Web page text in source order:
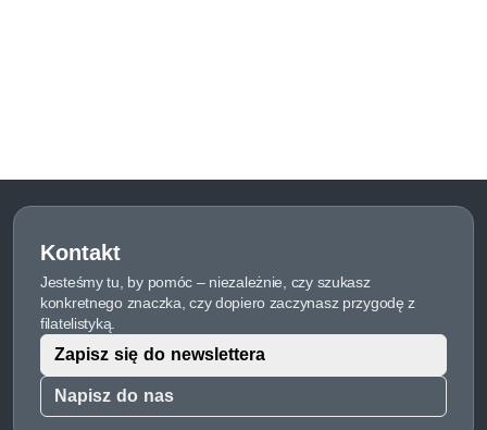
Kontakt
Jesteśmy tu, by pomóc – niezależnie, czy szukasz
konkretnego znaczka, czy dopiero zaczynasz przygodę z
filatelistyką.
Napisz do nas
Zapisz się do newslettera